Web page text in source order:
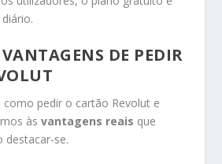
DE PEDIR
como pedir o cartão Revolut e
àsvantagens reais que
destacar-se.